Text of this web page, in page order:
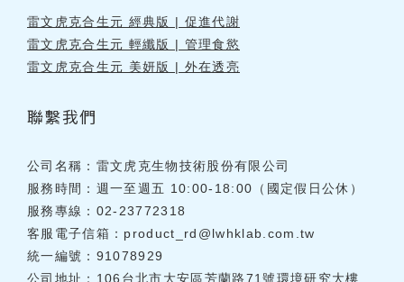
雷文虎克合生元 經典版 | 促進代謝
雷文虎克合生元 輕纖版 | 管理食慾
雷文虎克合生元 美妍版 | 外在透亮
聯繫我們
公司名稱：雷文虎克生物技術股份有限公司
服務時間：週一至週五 10:00-18:00（國定假日公休）
服務專線：02-23772318
客服電子信箱： product_rd@lwhklab.com.tw
統一編號：91078929
公司地址：106台北市大安區芳蘭路71號環境研究大樓